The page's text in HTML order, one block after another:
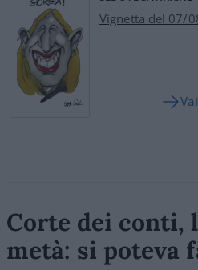
Vignetta del 07/
Corte dei conti,
metà: si poteva